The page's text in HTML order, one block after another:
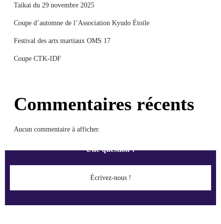
Taikai du 29 novembre 2025
Coupe d’automne de l’Association Kyudo Étoile
Festival des arts martiaux OMS 17
Coupe CTK-IDF
Commentaires récents
Aucun commentaire à afficher.
Une question ?
Écrivez-nous !